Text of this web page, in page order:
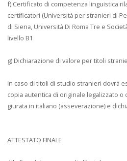
f) Certificato di competenza linguistica
certificatori (Università per stranieri di
di Siena, Università Di Roma Tre e
livello B1
g) Dichiarazione di valore per titoli
In caso di titoli di studio stranieri dovrà
copia autentica di originale legalizzato
giurata in italiano (asseverazione) e
ATTESTATO FINALE